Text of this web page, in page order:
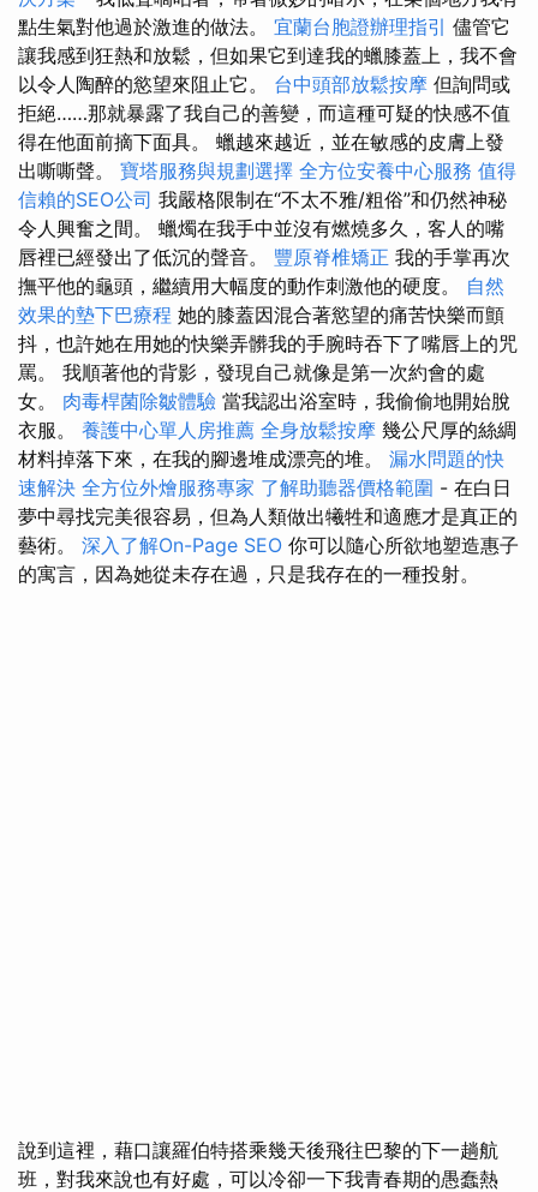
點生氣對他過於激進的做法。 宜蘭台胞證辦理指引 儘管它
讓我感到狂熱和放鬆，但如果它到達我的蠟膝蓋上，我不會
以令人陶醉的慾望來阻止它。 台中頭部放鬆按摩 但詢問或
拒絕……那就暴露了我自己的善變，而這種可疑的快感不值
得在他面前摘下面具。 蠟越來越近，並在敏感的皮膚上發
出嘶嘶聲。 寶塔服務與規劃選擇 全方位安養中心服務 值得
信賴的SEO公司 我嚴格限制在“不太不雅/粗俗”和仍然神秘
令人興奮之間。 蠟燭在我手中並沒有燃燒多久，客人的嘴
唇裡已經發出了低沉的聲音。 豐原脊椎矯正 我的手掌再次
撫平他的龜頭，繼續用大幅度的動作刺激他的硬度。 自然
效果的墊下巴療程 她的膝蓋因混合著慾望的痛苦快樂而顫
抖，也許她在用她的快樂弄髒我的手腕時吞下了嘴唇上的咒
罵。 我順著他的背影，發現自己就像是第一次約會的處
女。 肉毒桿菌除皺體驗 當我認出浴室時，我偷偷地開始脫
衣服。 養護中心單人房推薦 全身放鬆按摩 幾公尺厚的絲綢
材料掉落下來，在我的腳邊堆成漂亮的堆。 漏水問題的快
速解決 全方位外燴服務專家 了解助聽器價格範圍 - 在白日
夢中尋找完美很容易，但為人類做出犧牲和適應才是真正的
藝術。 深入了解On-Page SEO 你可以隨心所欲地塑造惠子
的寓言，因為她從未存在過，只是我存在的一種投射。
說到這裡，藉口讓羅伯特搭乘幾天後飛往巴黎的下一趟航
班，對我來說也有好處，可以冷卻一下我青春期的愚蠢熱